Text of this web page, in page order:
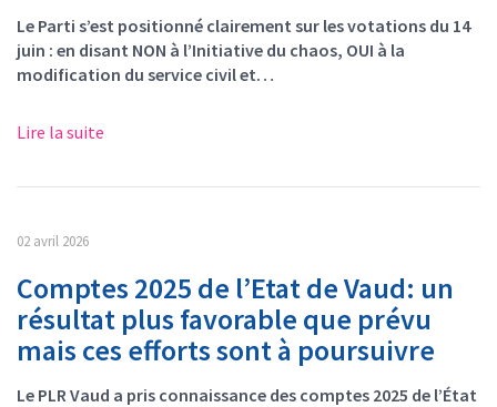
Le Parti s’est positionné clairement sur les votations du 14
juin : en disant NON à l’Initiative du chaos, OUI à la
modification du service civil et…
Lire la suite
02 avril 2026
Comptes 2025 de l’Etat de Vaud: un
résultat plus favorable que prévu
mais ces efforts sont à poursuivre
Le PLR Vaud a pris connaissance des comptes 2025 de l’État